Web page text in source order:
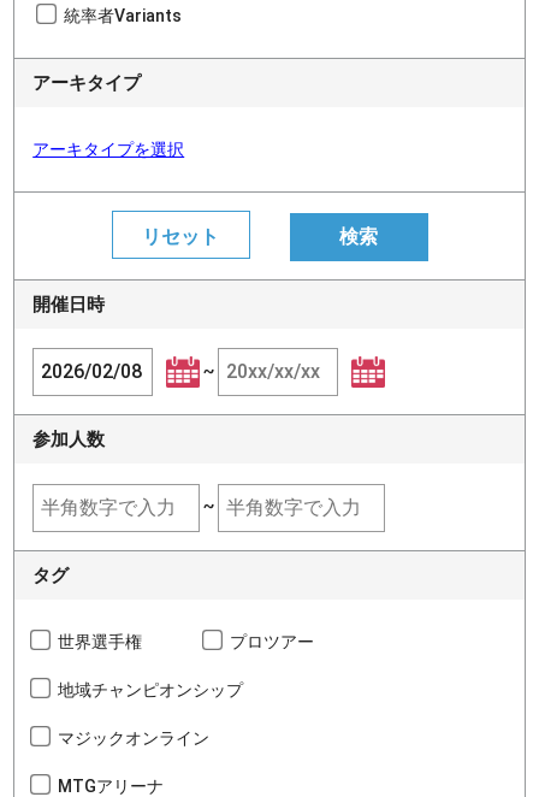
統率者Variants
アーキタイプ
アーキタイプを選択
開催日時
~
参加人数
~
タグ
世界選手権 プロツアー
地域チャンピオンシップ
マジックオンライン
MTGアリーナ